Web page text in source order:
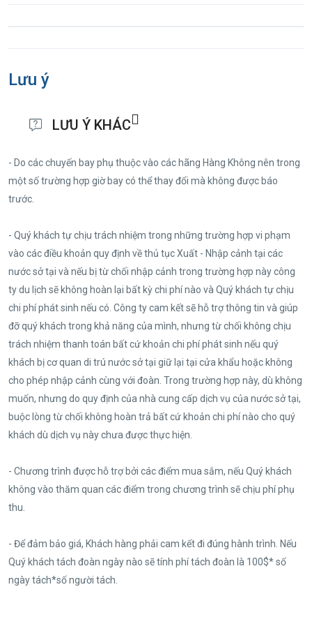
Lưu ý
LƯU Ý KHÁC
- Do các chuyến bay phụ thuộc vào các hãng Hàng Không nên trong
một số trường hợp giờ bay có thể thay đổi mà không được báo
trước.
- Quý khách tự chịu trách nhiệm trong những trường hợp vi phạm
vào các điều khoản quy định về thủ tục Xuất - Nhập cảnh tại các
nước sở tại và nếu bị từ chối nhập cảnh trong trường hợp này công
ty du lịch sẽ không hoàn lại bất kỳ chi phí nào và Quý khách tự chịu
chi phí phát sinh nếu có. Công ty cam kết sẽ hỗ trợ thông tin và giúp
đỡ quý khách trong khả năng của mình, nhưng từ chối không chịu
trách nhiệm thanh toán bất cứ khoản chi phí phát sinh nếu quý
khách bị cơ quan di trú nước sở tại giữ lại tại cửa khẩu hoặc không
cho phép nhập cảnh cùng với đoàn. Trong trường hợp này, dù không
muốn, nhưng do quy định của nhà cung cấp dịch vụ của nước sở tại,
buộc lòng từ chối không hoàn trả bất cứ khoản chi phí nào cho quý
khách dù dịch vụ này chưa được thực hiện.
- Chương trình được hỗ trợ bởi các điểm mua sắm, nếu Quý khách
không vào thăm quan các điểm trong chương trình sẽ chịu phí phụ
thu.
- Để đảm bảo giá, Khách hàng phải cam kết đi đúng hành trình. Nếu
Quý khách tách đoàn ngày nào sẽ tính phí tách đoàn là 100$* số
ngày tách*số người tách.